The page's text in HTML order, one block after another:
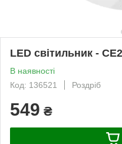
LED світильник -
В наявності
Код: 136521
Роздріб
549 ₴